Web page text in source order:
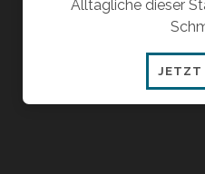
Alltägliche dieser
JETZT